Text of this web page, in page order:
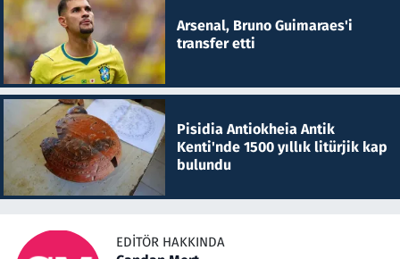
Arsenal, Bruno Guimaraes'i
transfer etti
Pisidia Antiokheia Antik
Kenti'nde 1500 yıllık litürjik kap
bulundu
EDITÖR HAKKINDA